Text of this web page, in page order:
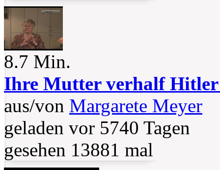
8.7 Min.
Ihre Mutter verhalf
aus/von Margarete Meyer
geladen vor 5740 Tagen
gesehen 13881 mal